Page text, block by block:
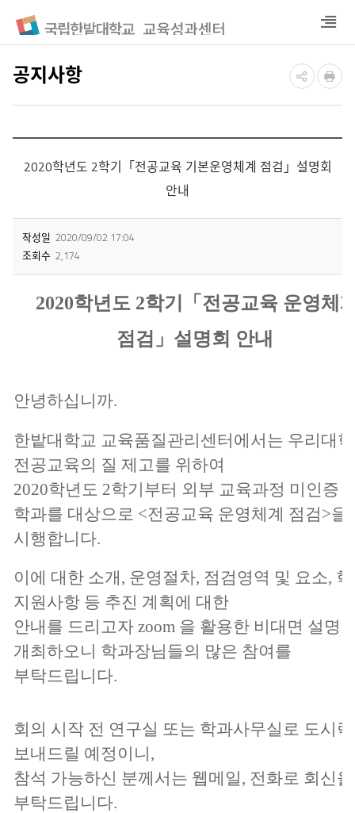
공지사항
2020학년도 2학기「전공교육 기본운영체계 점검」설명회
안내
작성일 2020/09/02 17:04
조회수 2,174
2020학년도 2학기「전공교육 운영체
점검」설명회 안내
안녕하십니까.
한밭대학교 교육품질관리센터에서는 우리대학
전공교육의 질 제고를 위하여
2020학년도 2학기부터 외부 교육과정 미인증
학과를 대상으로 <전공교육 운영체계 점검>을
시행합니다.
이에 대한 소개, 운영절차, 점검영역 및 요소,
지원사항 등 추진 계획에 대한
안내를 드리고자 zoom 을 활용한 비대면 설명
개최하오니 학과장님들의 많은 참여를
부탁드립니다.
회의 시작 전 연구실 또는 학과사무실로 도시
보내드릴 예정이니,
참석 가능하신 분께서는 웹메일, 전화로 회신을
부탁드립니다.